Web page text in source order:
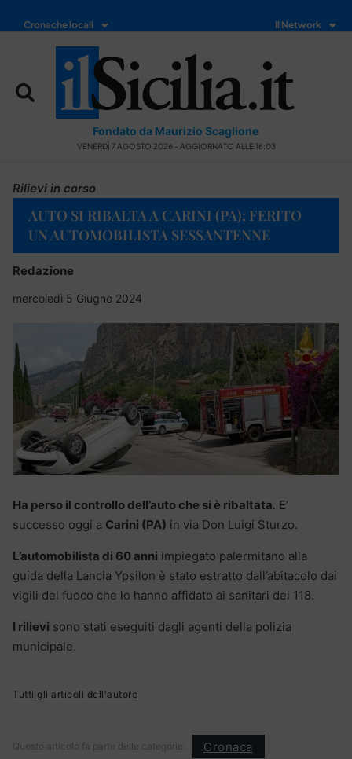
Cronache locali Il Network
Fondato da Maurizio Scaglione
VENERDÌ 7 AGOSTO 2026 - AGGIORNATO ALLE 16:03
Rilievi in corso
AUTO SI RIBALTA A CARINI (PA): FERITO
UN AUTOMOBILISTA SESSANTENNE
Redazione
mercoledì 5 Giugno 2024
Ha perso il controllo dell’auto che si è ribaltata. E’
successo oggi a Carini (PA) in via Don Luigi Sturzo.
L’automobilista di 60 anni impiegato palermitano alla
guida della Lancia Ypsilon è stato estratto dall’abitacolo dai
vigili del fuoco che lo hanno affidato ai sanitari del 118.
I rilievi sono stati eseguiti dagli agenti della polizia
municipale.
Tutti gli articoli dell'autore
Questo articolo fa parte delle categorie: Cronaca